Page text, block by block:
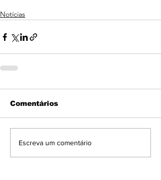
Notícias
Comentários
Escreva um comentário